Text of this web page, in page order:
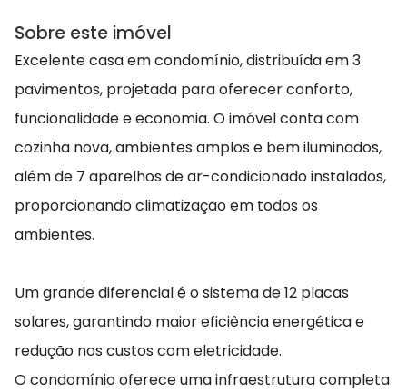
Sobre este imóvel
Excelente casa em condomínio, distribuída em 3
pavimentos, projetada para oferecer conforto,
funcionalidade e economia. O imóvel conta com
cozinha nova, ambientes amplos e bem iluminados,
além de 7 aparelhos de ar-condicionado instalados,
proporcionando climatização em todos os
ambientes.
Um grande diferencial é o sistema de 12 placas
solares, garantindo maior eficiência energética e
redução nos custos com eletricidade.
O condomínio oferece uma infraestrutura completa